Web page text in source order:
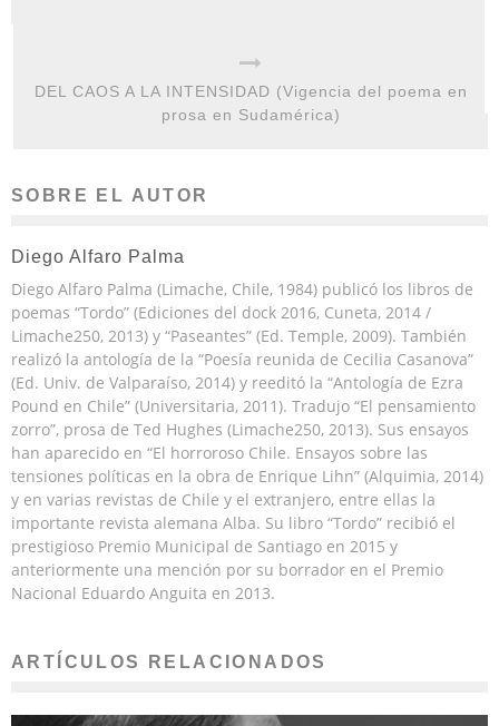
DEL CAOS A LA INTENSIDAD (Vigencia del poema en
prosa en Sudamérica)
SOBRE EL AUTOR
Diego Alfaro Palma
Diego Alfaro Palma (Limache, Chile, 1984) publicó los libros de
poemas “Tordo” (Ediciones del dock 2016, Cuneta, 2014 /
Limache250, 2013) y “Paseantes” (Ed. Temple, 2009). También
realizó la antología de la “Poesía reunida de Cecilia Casanova”
(Ed. Univ. de Valparaíso, 2014) y reeditó la “Antología de Ezra
Pound en Chile” (Universitaria, 2011). Tradujo “El pensamiento
zorro”, prosa de Ted Hughes (Limache250, 2013). Sus ensayos
han aparecido en “El horroroso Chile. Ensayos sobre las
tensiones políticas en la obra de Enrique Lihn” (Alquimia, 2014)
y en varias revistas de Chile y el extranjero, entre ellas la
importante revista alemana Alba. Su libro “Tordo” recibió el
prestigioso Premio Municipal de Santiago en 2015 y
anteriormente una mención por su borrador en el Premio
Nacional Eduardo Anguita en 2013.
ARTÍCULOS RELACIONADOS